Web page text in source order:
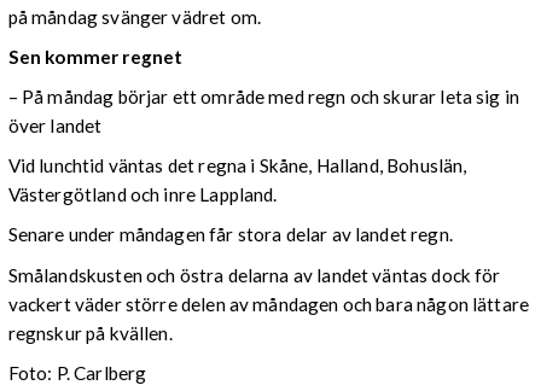
på måndag svänger vädret om.
Sen kommer regnet
– På måndag börjar ett område med regn och skurar leta sig in
över landet
Vid lunchtid väntas det regna i Skåne, Halland, Bohuslän,
Västergötland och inre Lappland.
Senare under måndagen får stora delar av landet regn.
Smålandskusten och östra delarna av landet väntas dock för
vackert väder större delen av måndagen och bara någon lättare
regnskur på kvällen.
Foto: P. Carlberg